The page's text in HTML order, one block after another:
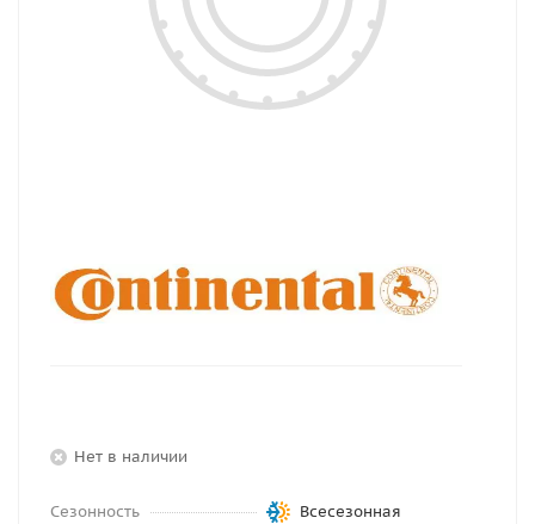
Нет в наличии
Сезонность Всесезонная